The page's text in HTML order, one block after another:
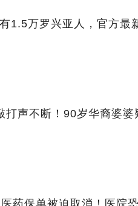
1.5万罗兴亚人，官方最
打声不断！90岁华裔婆婆
药保单被迫取消！医院